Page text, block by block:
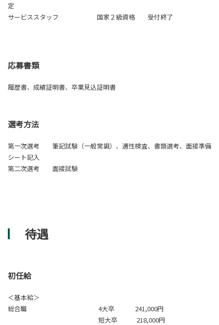
定
サービススタッフ 国家２級資格 受付終了
応募書類
履歴書、成績証明書、卒業見込証明書
選考方法
第一次選考 筆記試験（一般常識）、適性検査、書類選考、面接準備
シート記入
第二次選考 面接試験
待遇
初任給
＜基本給＞
総合職 4大卒 241,000円
短大卒 218,000円